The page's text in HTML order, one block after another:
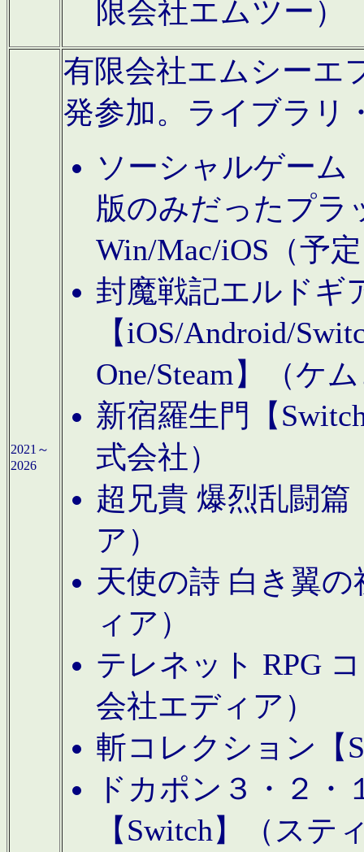
限会社エムツー）
2021～
2026
有限会社エムシーエ
発参加。ライブラリ
ソーシャルゲーム
版のみだったプラ
Win/Mac/iOS（予
封魔戦記エルドギ
【iOS/Android/
One/Steam】（ケ
新宿羅生門【
式会社）
超兄貴 爆烈乱闘篇
ア）
天使の詩 白き翼
ィア）
テレネット RPG
会社エディア）
斬コレクション【
ドカポン３・２
【Switch】（ステ